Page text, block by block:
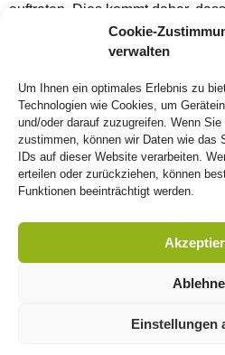
Cookie-
verwalten
Um Ihnen ein optimales Erlebnis zu
Technologien wie Cookies, um
und/oder darauf zuzugreifen. Wenn
zustimmen, können wir Daten wie das
IDs auf dieser Website verarbeiten.
erteilen oder zurückziehen, können
Funktionen beeinträchtigt werden.
Einstellungen
auftreten. Dies kommt daher,
während der Fahrt aufgrund von
mehr als 85 dB(A) betragen
gedämpften Welt zu befinden
dieses Phänomen.
Um dies zu vermeiden,
hörPlus+ Akustikerbezüglich